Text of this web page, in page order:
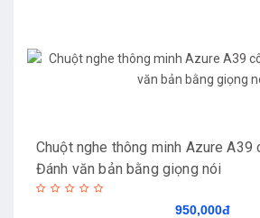
Chuột nghe thông minh Azure A39
Đánh văn bản bằng giọng nói
950,000đ